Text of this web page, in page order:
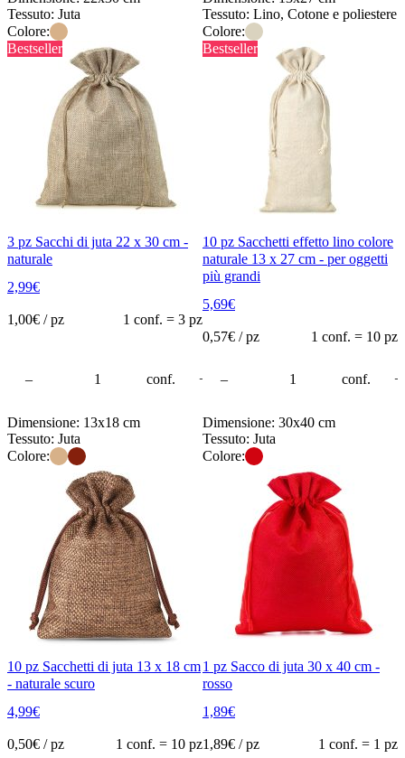
Tessuto: Juta
Colore:
Bestseller
3 pz Sacchi di juta 22 x 30 cm -
naturale
2,99€
1,00€ / pz 1 conf. = 3 pz
– conf. +
Tessuto: Lino, Cotone e poliestere
Colore:
Bestseller
10 pz Sacchetti effetto lino colore
naturale 13 x 27 cm - per oggetti
più grandi
5,69€
0,57€ / pz 1 conf. = 10 pz
– conf. +
Dimensione: 13x18 cm
Tessuto: Juta
Colore:
10 pz Sacchetti di juta 13 x 18 cm
- naturale scuro
4,99€
0,50€ / pz 1 conf. = 10 pz
Dimensione: 30x40 cm
Tessuto: Juta
Colore:
1 pz Sacco di juta 30 x 40 cm -
rosso
1,89€
1,89€ / pz 1 conf. = 1 pz